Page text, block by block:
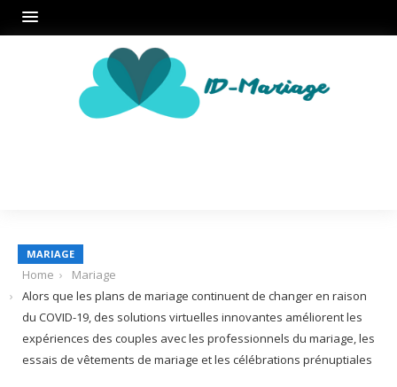
MARIAGE
Home
Mariage
Alors que les plans de mariage continuent de changer en raison
du COVID-19, des solutions virtuelles innovantes améliorent les
expériences des couples avec les professionnels du mariage, les
essais de vêtements de mariage et les célébrations prénuptiales